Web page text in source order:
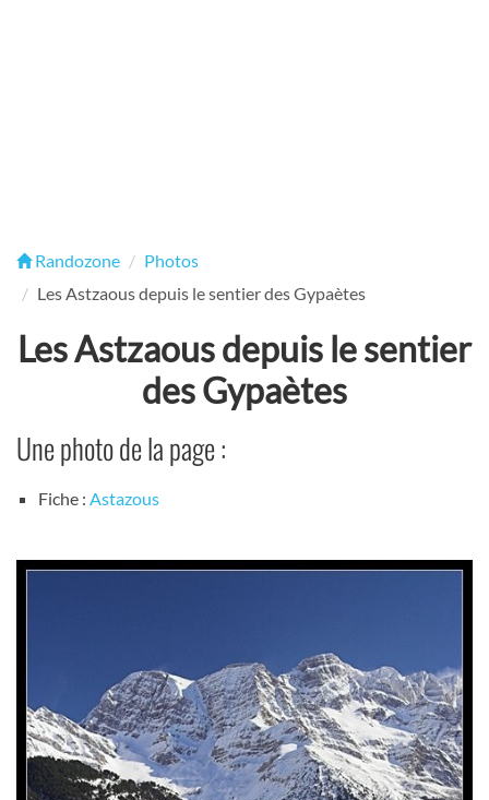
Randozone
Photos
Les Astzaous depuis le sentier des Gypaètes
Les Astzaous depuis le sentier
des Gypaètes
Une photo de la page :
Fiche : Astazous